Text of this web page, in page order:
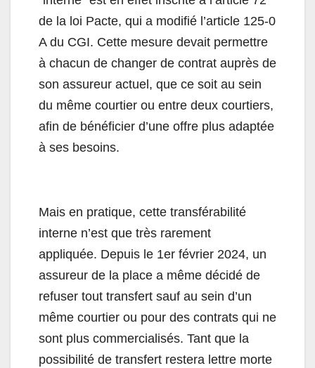
de la loi Pacte, qui a modifié l’article 125-0
A du CGI. Cette mesure devait permettre
à chacun de changer de contrat auprès de
son assureur actuel, que ce soit au sein
du même courtier ou entre deux courtiers,
afin de bénéficier d’une offre plus adaptée
à ses besoins.
Mais en pratique, cette transférabilité
interne n’est que très rarement
appliquée. Depuis le 1er février 2024, un
assureur de la place a même décidé de
refuser tout transfert sauf au sein d’un
même courtier ou pour des contrats qui ne
sont plus commercialisés. Tant que la
possibilité de transfert restera lettre morte